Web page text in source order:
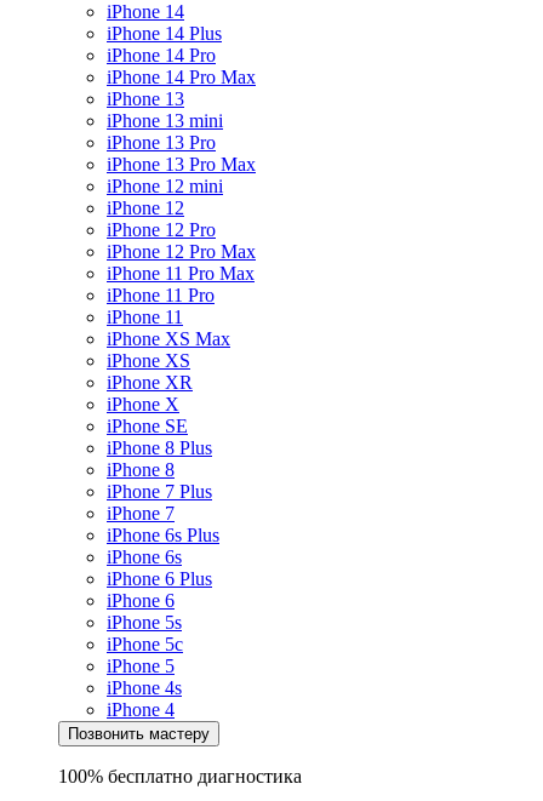
iPhone 14
iPhone 14 Plus
iPhone 14 Pro
iPhone 14 Pro Max
iPhone 13
iPhone 13 mini
iPhone 13 Pro
iPhone 13 Pro Max
iPhone 12 mini
iPhone 12
iPhone 12 Pro
iPhone 12 Pro Max
iPhone 11 Pro Max
iPhone 11 Pro
iPhone 11
iPhone XS Max
iPhone XS
iPhone XR
iPhone X
iPhone SE
iPhone 8 Plus
iPhone 8
iPhone 7 Plus
iPhone 7
iPhone 6s Plus
iPhone 6s
iPhone 6 Plus
iPhone 6
iPhone 5s
iPhone 5c
iPhone 5
iPhone 4s
iPhone 4
Позвонить мастеру
100% бесплатно диагностика